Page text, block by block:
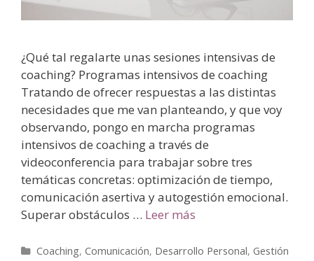
¿Qué tal regalarte unas sesiones intensivas de
coaching? Programas intensivos de coaching
Tratando de ofrecer respuestas a las distintas
necesidades que me van planteando, y que voy
observando, pongo en marcha programas
intensivos de coaching a través de
videoconferencia para trabajar sobre tres
temáticas concretas: optimización de tiempo,
comunicación asertiva y autogestión emocional.
Superar obstáculos … Leer más
Coaching, Comunicación, Desarrollo Personal, Gestión